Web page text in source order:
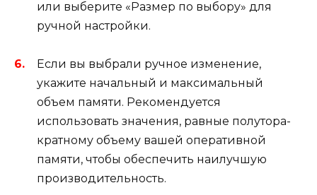
или выберите «Размер по выбору» для
ручной настройки.
Если вы выбрали ручное изменение,
укажите начальный и максимальный
объем памяти. Рекомендуется
использовать значения, равные полутора-
кратному объему вашей оперативной
памяти, чтобы обеспечить наилучшую
производительность.